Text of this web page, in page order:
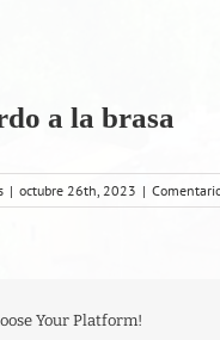
a la brasa
| octubre 26th, 2023 |
Your Platform!